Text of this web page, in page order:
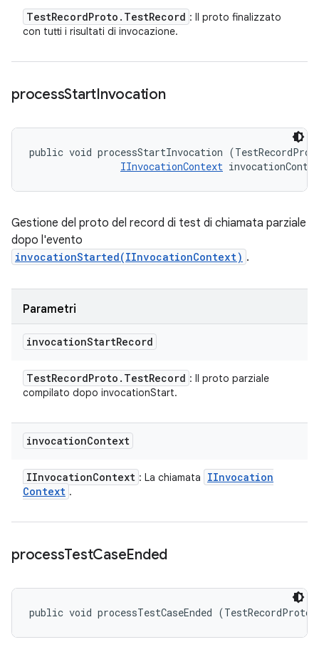
TestRecordProto . TestRecord : Il proto finalizzato
con tutti i risultati di invocazione.
processStartInvocation
public void processStartInvocation
IInvocationContext
Gestione del proto del record di test di chiamata parziale
dopo l'evento
invocationStarted(IInvocationContext) .
Parametri
invocationStartRecord
TestRecordProto . TestRecord : Il proto parziale
compilato dopo invocationStart.
invocationContext
IInvocationContext : La chiamata
IInvocation
Context .
processTestCaseEnded
public void processTestCaseEnded